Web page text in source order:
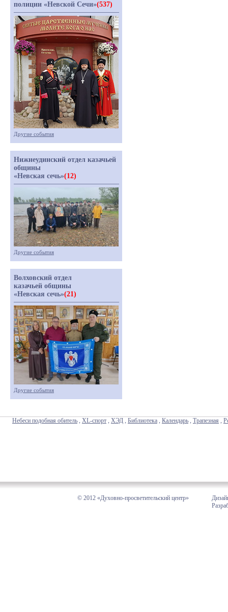
полиции «Невской Сечи»(537)
Другие события
Нижнеудинский отдел казачьей
общины
«Невская сечь»(12)
Другие события
Волховский отдел
казачьей общины
«Невская сечь»(21)
Другие события
Небеси подобная обитель , XL-спорт , ХЭД , Библиотека , Календарь , Трапезная ,
© 2012 «Духовно-просветительский центр»